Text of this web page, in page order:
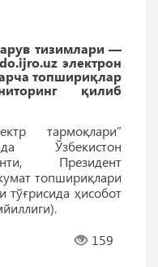
тизимлари —
электрон
топшириқлар
қилиб
тармоқлари”
Ўзбекистон
Президент
топшириқлари
ҳисобот
159